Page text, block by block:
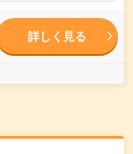
詳しく見る